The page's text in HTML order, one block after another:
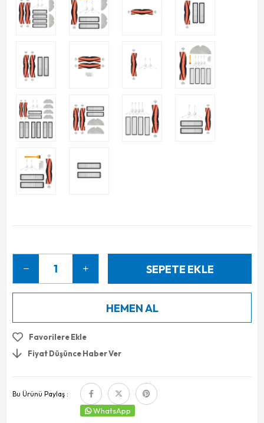
Favorilere Ekle
Fiyat Düşünce Haber Ver
Bu Ürünü Paylaş :
WhatsApp